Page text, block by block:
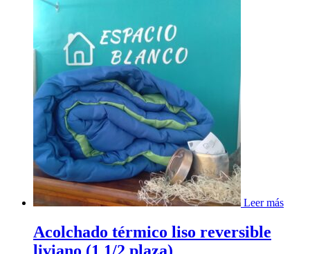
Leer más
Acolchado térmico liso reversible
liviano (1 1/2 plaza)